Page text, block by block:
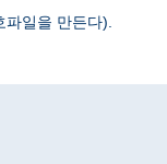
파일을 만든다).